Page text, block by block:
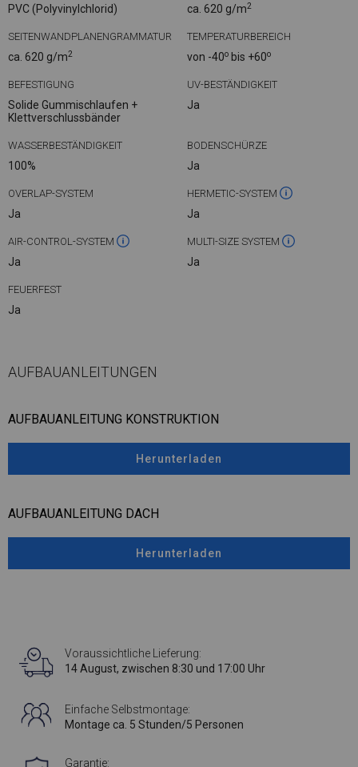
PVC (Polyvinylchlorid) ca. 620 g/m2
SEITENWANDPLANENGRAMMATUR
ca. 620 g/m2
TEMPERATURBEREICH
von -40o bis +60o
BEFESTIGUNG
Solide Gummischlaufen +
Klettverschlussbänder
UV-BESTÄNDIGKEIT
Ja
WASSERBESTÄNDIGKEIT
100%
BODENSCHÜRZE
Ja
OVERLAP-SYSTEM
Ja
HERMETIC-SYSTEM
Ja
AIR-CONTROL-SYSTEM
Ja
MULTI-SIZE SYSTEM
Ja
FEUERFEST
Ja
AUFBAUANLEITUNGEN
AUFBAUANLEITUNG KONSTRUKTION
Herunterladen
AUFBAUANLEITUNG DACH
Herunterladen
Voraussichtliche Lieferung:
14 August, zwischen 8:30 und 17:00 Uhr
Einfache Selbstmontage:
Montage ca. 5 Stunden/5 Personen
Garantie: